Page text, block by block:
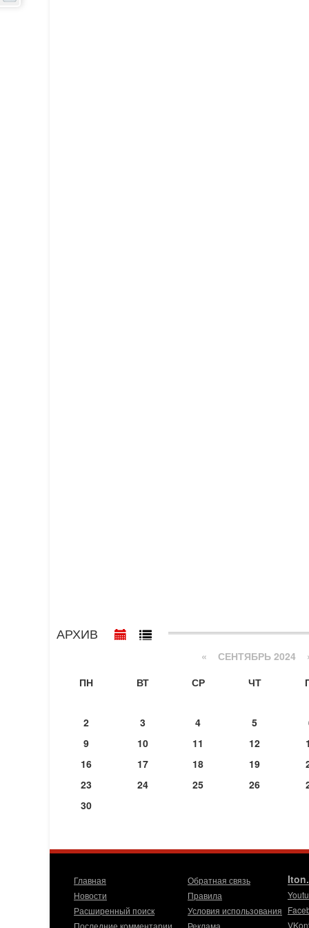
АРХИВ
« СЕНТЯБРЬ 2024
ПН
ВТ СР ЧТ
2
3 4 5
9
10 11 12
16
17 18 19
23
24 25 26
30
Главная
Новости
Расширенный поиск
Последние комментарии
Обратная связь
Правила
Условия использования
Реклама